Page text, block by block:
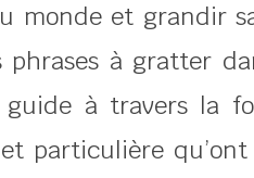
monde et grandir
phrases à gratter
à travers la
particulière